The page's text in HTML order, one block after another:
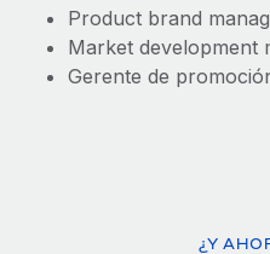
Product brand
Market development
Gerente de
¿Y